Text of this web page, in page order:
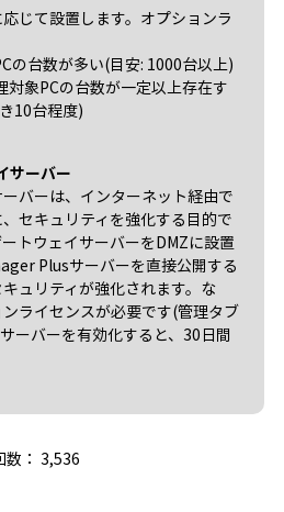
じて設置します。オプションラ
の台数が多い(目安: 1000台以上)
対象PCの台数が一定以上存在す
10台程度)
サーバー
バーは、インターネット経由で
セキュリティを強化する目的で
トウェイサーバーをDMZに設置
Plusサーバーを直接公開する
ュリティが強化されます。な
ライセンスが必要です(管理タブ
ーバーを有効化すると、30日間
： 3,536